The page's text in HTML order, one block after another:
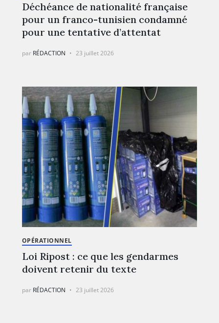
Déchéance de nationalité française
pour un franco-tunisien condamné
pour une tentative d’attentat
par RÉDACTION 23 juillet 2026
OPÉRATIONNEL
Loi Ripost : ce que les gendarmes
doivent retenir du texte
par RÉDACTION 23 juillet 2026